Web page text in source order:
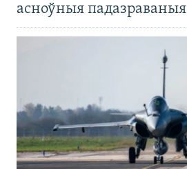
асноўныя падазраваныя